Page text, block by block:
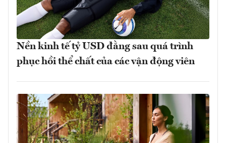
Nền kinh tế tỷ USD đằng sau quá trình
phục hồi thể chất của các vận động viên